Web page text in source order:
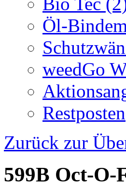
Öl-
weedGo
Restposten
Zurück zur
599B Oct-O-